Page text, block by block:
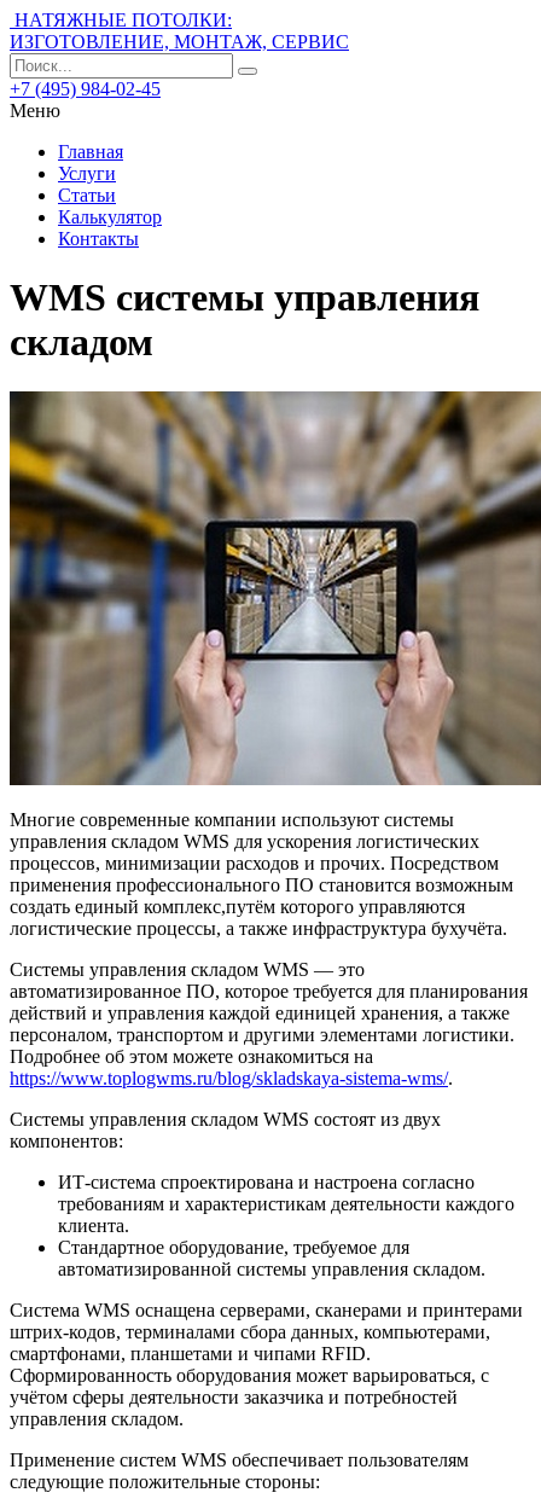
НАТЯЖНЫЕ ПОТОЛКИ:
ИЗГОТОВЛЕНИЕ, МОНТАЖ, СЕРВИС
+7 (495) 984-02-45
Меню
Главная
Услуги
Статьи
Калькулятор
Контакты
WMS системы управления
складом
Многие современные компании используют системы
управления складом WMS для ускорения логистических
процессов, минимизации расходов и прочих. Посредством
применения профессионального ПО становится возможным
создать единый комплекс,путём которого управляются
логистические процессы, а также инфраструктура бухучёта.
Системы управления складом WMS — это
автоматизированное ПО, которое требуется для планирования
действий и управления каждой единицей хранения, а также
персоналом, транспортом и другими элементами логистики.
Подробнее об этом можете ознакомиться на
https://www.toplogwms.ru/blog/skladskaya-sistema-wms/.
Системы управления складом WMS состоят из двух
компонентов:
ИТ-система спроектирована и настроена согласно
требованиям и характеристикам деятельности каждого
клиента.
Стандартное оборудование, требуемое для
автоматизированной системы управления складом.
Система WMS оснащена серверами, сканерами и принтерами
штрих-кодов, терминалами сбора данных, компьютерами,
смартфонами, планшетами и чипами RFID.
Сформированность оборудования может варьироваться, с
учётом сферы деятельности заказчика и потребностей
управления складом.
Применение систем WMS обеспечивает пользователям
следующие положительные стороны: